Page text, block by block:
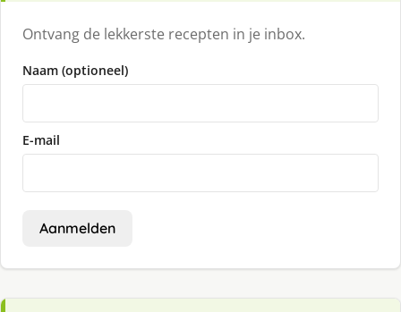
Ontvang de lekkerste recepten in je inbox.
Naam (optioneel)
E-mail
Aanmelden